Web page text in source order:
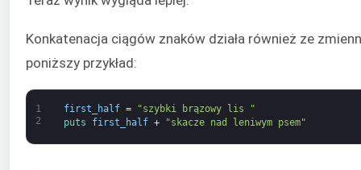
Konkatenacja ciągów znaków działa również ze
poniższy przykład:
1
2
first_half =
"szybki brązowy lis "
puts
first_half + "skacze nad leniwym psem"